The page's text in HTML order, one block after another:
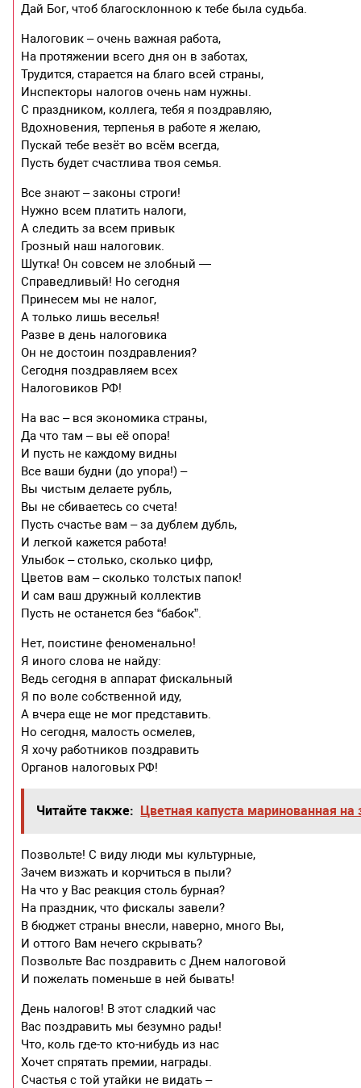
Дай Бог, чтоб благосклонною к тебе была судьба.
Налоговик – очень важная работа,
На протяжении всего дня он в заботах,
Трудится, старается на благо всей страны,
Инспекторы налогов очень нам нужны.
С праздником, коллега, тебя я поздравляю,
Вдохновения, терпенья в работе я желаю,
Пускай тебе везёт во всём всегда,
Пусть будет счастлива твоя семья.
Все знают – законы строги!
Нужно всем платить налоги,
А следить за всем привык
Грозный наш налоговик.
Шутка! Он совсем не злобный —
Справедливый! Но сегодня
Принесем мы не налог,
А только лишь веселья!
Разве в день налоговика
Он не достоин поздравления?
Сегодня поздравляем всех
Налоговиков РФ!
На вас – вся экономика страны,
Да что там – вы её опора!
И пусть не каждому видны
Все ваши будни (до упора!) –
Вы чистым делаете рубль,
Вы не сбиваетесь со счета!
Пусть счастье вам – за дублем дубль,
И легкой кажется работа!
Улыбок – столько, сколько цифр,
Цветов вам – сколько толстых папок!
И сам ваш дружный коллектив
Пусть не останется без “бабок”.
Нет, поистине феноменально!
Я иного слова не найду:
Ведь сегодня в аппарат фискальный
Я по воле собственной иду,
А вчера еще не мог представить.
Но сегодня, малость осмелев,
Я хочу работников поздравить
Органов налоговых РФ!
Читайте также: Цветная капуста маринованная на
Позвольте! С виду люди мы культурные,
Зачем визжать и корчиться в пыли?
На что у Вас реакция столь бурная?
На праздник, что фискалы завели?
В бюджет страны внесли, наверно, много Вы,
И оттого Вам нечего скрывать?
Позвольте Вас поздравить с Днем налоговой
И пожелать поменьше в ней бывать!
День налогов! В этот сладкий час
Вас поздравить мы безумно рады!
Что, коль где-то кто-нибудь из нас
Хочет спрятать премии, награды.
Счастья с той утайки не видать –